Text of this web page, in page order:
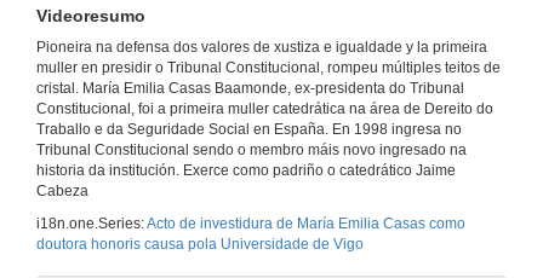
Videoresumo
Pioneira na defensa dos valores de xustiza e igualdade y la primeira
muller en presidir o Tribunal Constitucional, rompeu múltiples teitos de
cristal. María Emilia Casas Baamonde, ex-presidenta do Tribunal
Constitucional, foi a primeira muller catedrática na área de Dereito do
Traballo e da Seguridade Social en España. En 1998 ingresa no
Tribunal Constitucional sendo o membro máis novo ingresado na
historia da institución. Exerce como padriño o catedrático Jaime
Cabeza
i18n.one.Series:Acto de investidura de María Emilia Casas como
doutora honoris causa pola Universidade de Vigo